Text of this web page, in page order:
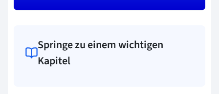
Springe zu einem wichtigen
Kapitel